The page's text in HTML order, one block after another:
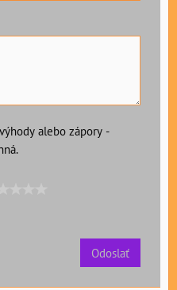
alebo zápory -
Odoslať